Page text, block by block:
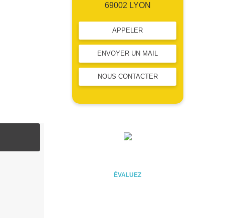
69002 LYON
APPELER
ENVOYER UN MAIL
NOUS CONTACTER
ÉVALUEZ